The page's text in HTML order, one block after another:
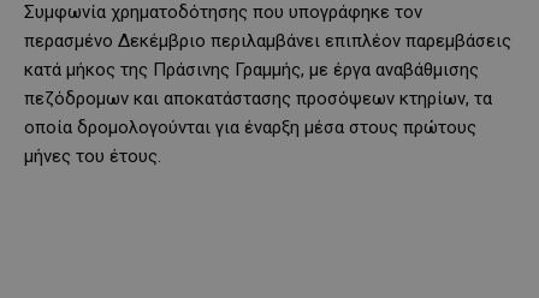
Συμφωνία χρηματοδότησης που υπογράφηκε τον
περασμένο Δεκέμβριο περιλαμβάνει επιπλέον παρεμβάσεις
κατά μήκος της Πράσινης Γραμμής, με έργα αναβάθμισης
πεζόδρομων και αποκατάστασης προσόψεων κτηρίων, τα
οποία δρομολογούνται για έναρξη μέσα στους πρώτους
μήνες του έτους.